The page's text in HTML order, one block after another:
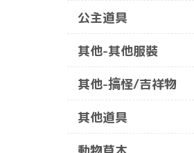
公主道具
其他-其他服裝
其他-搞怪/吉祥物
其他道具